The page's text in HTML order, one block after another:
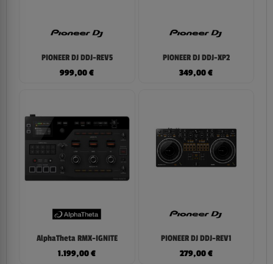
PIONEER DJ DDJ-REV5
999,00€
PIONEER DJ DDJ-XP2
349,00€
AlphaTheta RMX-IGNITE
1.199,00€
PIONEER DJ DDJ-REV1
279,00€